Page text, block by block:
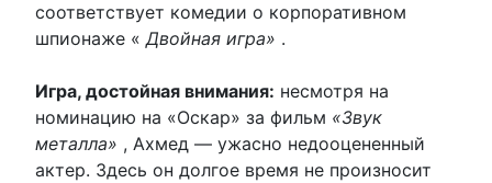
соответствует комедии о корпоративном
шпионаже «Двойная игра» .
Игра, достойная внимания: несмотря на
номинацию на «Оскар» за фильм «Звук
металла» , Ахмед — ужасно недооцененный
актер. Здесь он долгое время не произносит